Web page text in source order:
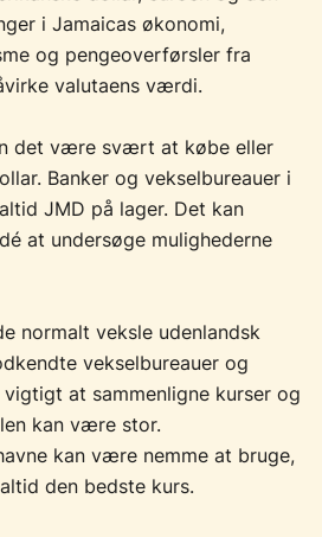
i Jamaicas økonomi,
og pengeoverførsler fra
valutaens værdi.
det være svært at købe eller
Banker og vekselbureauer i
JMD på lager. Det kan
at undersøge mulighederne
normalt veksle udenlandsk
vekselbureauer og
at sammenligne kurser og
kan være stor.
kan være nemme at bruge,
den bedste kurs.